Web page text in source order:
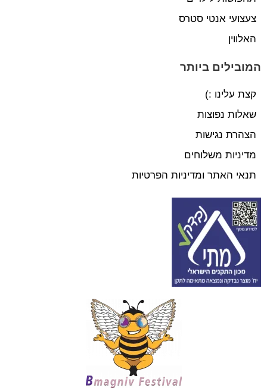
צעצועי אנטי סטרס
האלווין
המובילים ביותר
קצת עלינו :)
שאלות נפוצות
הצהרת נגישות
מדיניות משלוחים
תנאי האתר ומדיניות הפרטיות